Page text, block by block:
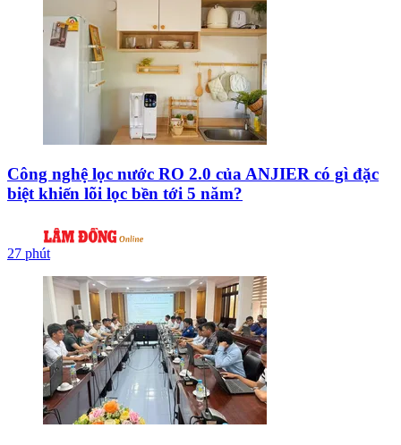
Công nghệ lọc nước RO 2.0 của ANJIER có gì đặc
biệt khiến lõi lọc bền tới 5 năm?
27 phút